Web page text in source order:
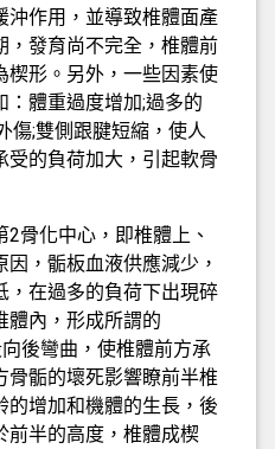
沖作用，並導致椎體面產
，發育尚不完全，椎體前
楔形。另外，一些因素使
體重過度增加;過多的
傷;雙側跟腱短縮，使人
受的負荷加大，引起軟骨
化中心，即椎體上、
，骺板血液供應減少，
，在過多的負荷下出現碎
體內，形成所謂的
後彎曲，使椎體前方承
骨骺的壞死影響瞭前半椎
的增加和機體的生長，後
前半的高度，椎體成楔